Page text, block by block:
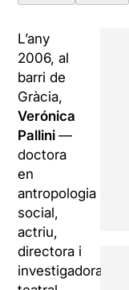
L’any
2006, al
barri de
Gràcia,
Verónica
Pallini—
doctora
en
antropologia
social,
actriu,
directora i
investigadora